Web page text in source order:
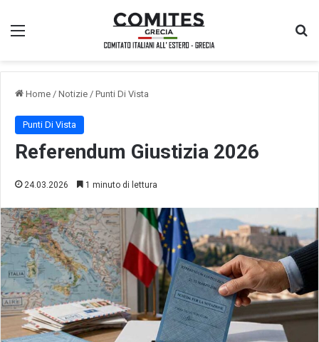
Menu
Home / Notizie / Punti Di Vista
Punti Di Vista
Referendum Giustizia 2026
24.03.2026 1 minuto di lettura